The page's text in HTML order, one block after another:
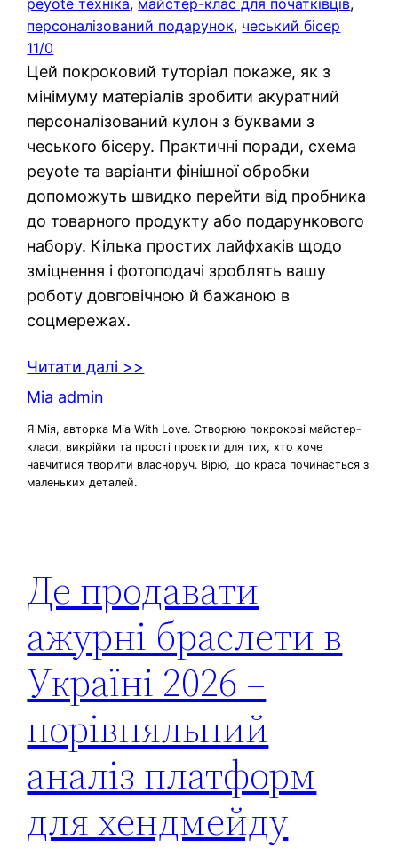
персоналізований подарунок, чеський бісер
11/0
Цей покроковий туторіал покаже, як з
мінімуму матеріалів зробити акуратний
персоналізований кулон з буквами з
чеського бісеру. Практичні поради, схема
peyote та варіанти фінішної обробки
допоможуть швидко перейти від пробника
до товарного продукту або подарункового
набору. Кілька простих лайфхаків щодо
зміцнення і фотоподачі зроблять вашу
роботу довговічною й бажаною в
соцмережах.
Читати далі >>
Mia admin
Я Мія, авторка Mia With Love. Створюю покрокові майстер-
класи, викрійки та прості проєкти для тих, хто хоче
навчитися творити власноруч. Вірю, що краса починається з
маленьких деталей.
Де продавати
ажурні браслети в
Україні 2026 –
порівняльний
аналіз платформ
для хендмейду